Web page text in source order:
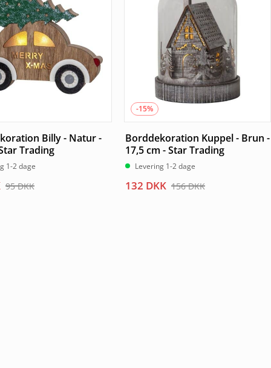
Billy - Natur -
Trading
1-2 dage
95DKK
-15%
Borddekoration Kuppel - Brun -
17,5 cm - Star Trading
Levering 1-2 dage
156DKK
Den
132 DKK
Den